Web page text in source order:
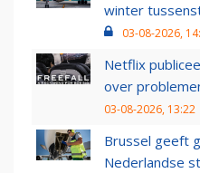
winter
03-08-2026,
Netflix
over
03-08-2026, 13:22
Brussel geeft
Nederlandse